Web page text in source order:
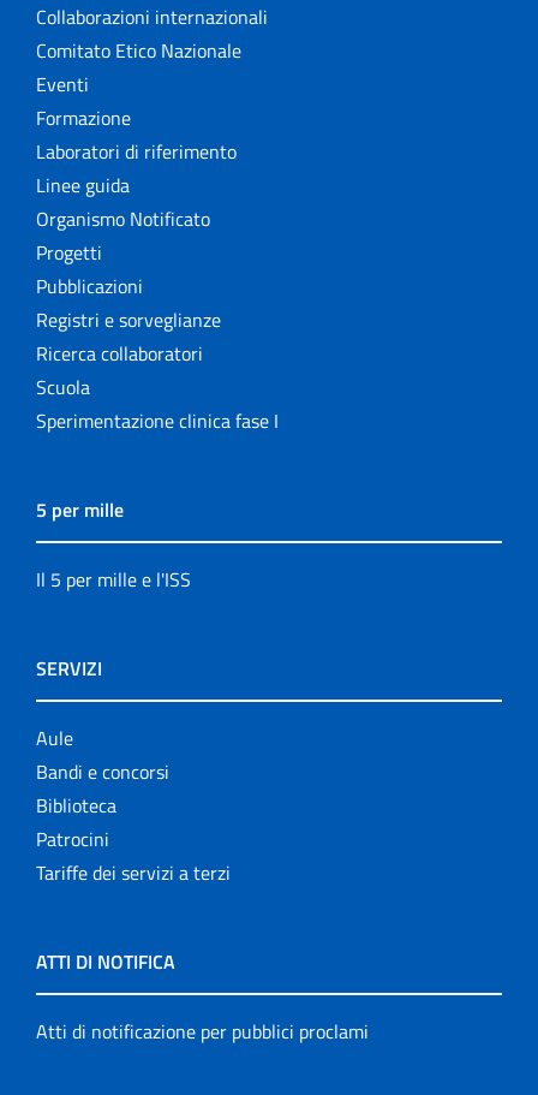
Collaborazioni internazionali
Comitato Etico Nazionale
Eventi
Formazione
Laboratori di riferimento
Linee guida
Organismo Notificato
Progetti
Pubblicazioni
Registri e sorveglianze
Ricerca collaboratori
Scuola
Sperimentazione clinica fase I
5 per mille
Il 5 per mille e l'ISS
SERVIZI
Aule
Bandi e concorsi
Biblioteca
Patrocini
Tariffe dei servizi a terzi
ATTI DI NOTIFICA
Atti di notificazione per pubblici proclami